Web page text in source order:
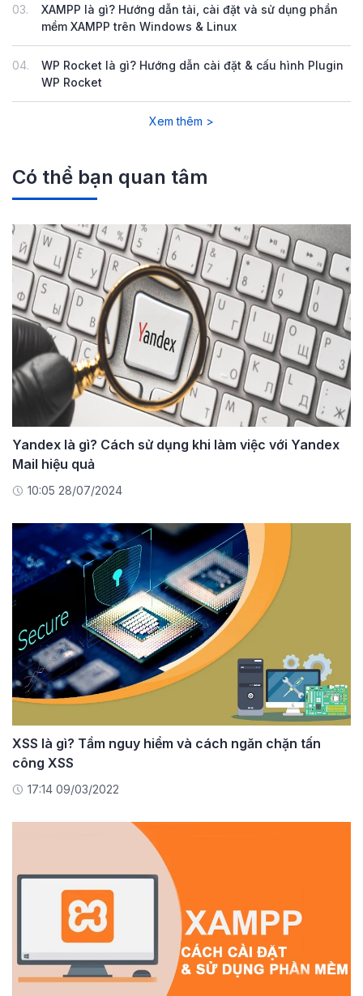
03.
XAMPP là gì? Hướng dẫn tải, cài đặt và sử dụng phần
mềm XAMPP trên Windows & Linux
04.
WP Rocket là gì? Hướng dẫn cài đặt & cấu hình Plugin
WP Rocket
Xem thêm >
Có thể bạn quan tâm
Yandex là gì? Cách sử dụng khi làm việc với Yandex
Mail hiệu quả
10:05 28/07/2024
XSS là gì? Tầm nguy hiểm và cách ngăn chặn tấn
công XSS
17:14 09/03/2022